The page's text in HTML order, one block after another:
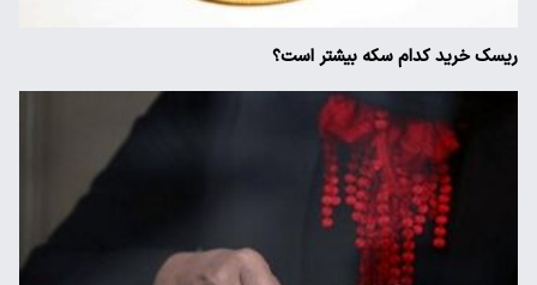
ریسک خرید کدام سکه بیشتر است؟